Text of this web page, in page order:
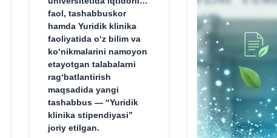
faol, tashabbuskor
hamda Yuridik klinika
faoliyatida o‘z bilim va
ko‘nikmalarini namoyon
etayotgan talabalarni
rag‘batlantirish
maqsadida yangi
tashabbus — “Yuridik
klinika stipendiyasi”
joriy etilgan.